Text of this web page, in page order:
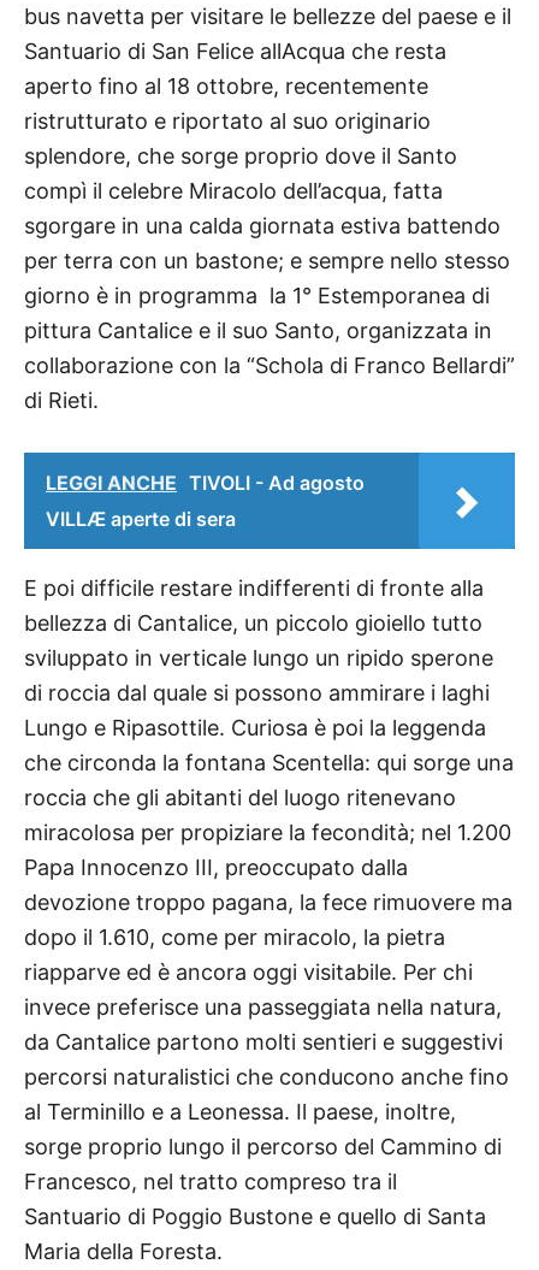
bus navetta per visitare le bellezze del paese e il
Santuario di San Felice allAcqua che resta
aperto fino al 18 ottobre, recentemente
ristrutturato e riportato al suo originario
splendore, che sorge proprio dove il Santo
compì il celebre Miracolo dell’acqua, fatta
sgorgare in una calda giornata estiva battendo
per terra con un bastone; e sempre nello stesso
giorno è in programma la 1° Estemporanea di
pittura Cantalice e il suo Santo, organizzata in
collaborazione con la “Schola di Franco Bellardi”
di Rieti.
LEGGI ANCHE TIVOLI - Ad agosto
VILLÆ aperte di sera
E poi difficile restare indifferenti di fronte alla
bellezza di Cantalice, un piccolo gioiello tutto
sviluppato in verticale lungo un ripido sperone
di roccia dal quale si possono ammirare i laghi
Lungo e Ripasottile. Curiosa è poi la leggenda
che circonda la fontana Scentella: qui sorge una
roccia che gli abitanti del luogo ritenevano
miracolosa per propiziare la fecondità; nel 1.200
Papa Innocenzo III, preoccupato dalla
devozione troppo pagana, la fece rimuovere ma
dopo il 1.610, come per miracolo, la pietra
riapparve ed è ancora oggi visitabile. Per chi
invece preferisce una passeggiata nella natura,
da Cantalice partono molti sentieri e suggestivi
percorsi naturalistici che conducono anche fino
al Terminillo e a Leonessa. Il paese, inoltre,
sorge proprio lungo il percorso del Cammino di
Francesco, nel tratto compreso tra il
Santuario di Poggio Bustone e quello di Santa
Maria della Foresta.